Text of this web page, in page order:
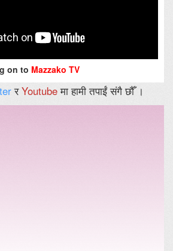
on to Mazzako TV
रYoutubeमा हामी तपाईं संगै छौँ ।